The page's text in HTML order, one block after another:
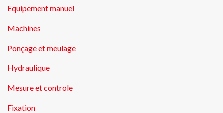
Equipement manuel
Machines
Ponçage et meulage
Hydraulique
Mesure et controle
Fixation